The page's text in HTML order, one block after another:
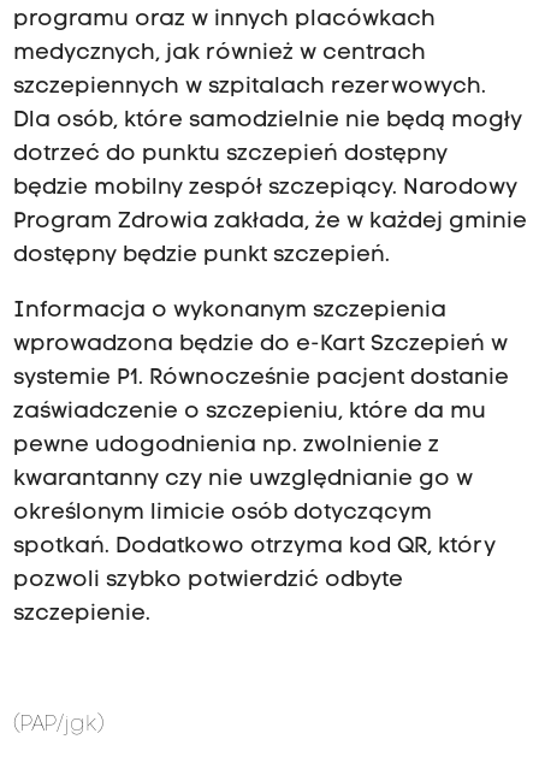
programu oraz w innych placówkach
medycznych, jak również w centrach
szczepiennych w szpitalach rezerwowych.
Dla osób, które samodzielnie nie będą mogły
dotrzeć do punktu szczepień dostępny
będzie mobilny zespół szczepiący. Narodowy
Program Zdrowia zakłada, że w każdej gminie
dostępny będzie punkt szczepień.
Informacja o wykonanym szczepienia
wprowadzona będzie do e-Kart Szczepień w
systemie P1. Równocześnie pacjent dostanie
zaświadczenie o szczepieniu, które da mu
pewne udogodnienia np. zwolnienie z
kwarantanny czy nie uwzględnianie go w
określonym limicie osób dotyczącym
spotkań. Dodatkowo otrzyma kod QR, który
pozwoli szybko potwierdzić odbyte
szczepienie.
(PAP/jgk)